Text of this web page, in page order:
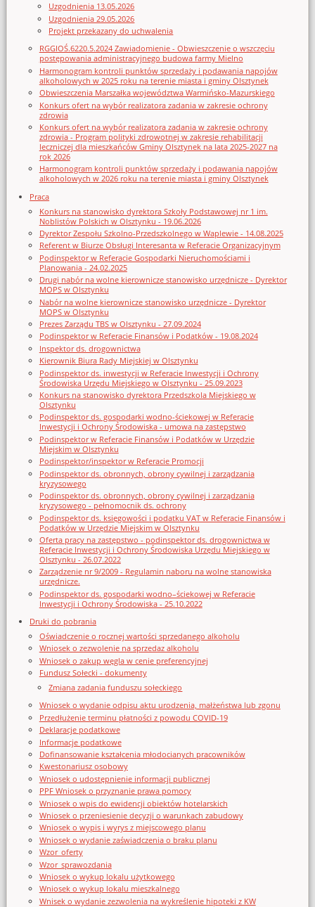
Uzgodnienia 13.05.2026
Uzgodnienia 29.05.2026
Projekt przekazany do uchwalenia
RGGIOŚ.6220.5.2024 Zawiadomienie - Obwieszczenie o wszczęciu
postępowania administracyjnego budowa farmy Mielno
Harmonogram kontroli punktów sprzedaży i podawania napojów
alkoholowych w 2025 roku na terenie miasta i gminy Olsztynek
Obwieszczenia Marszałka województwa Warmińsko-Mazurskiego
Konkurs ofert na wybór realizatora zadania w zakresie ochrony
zdrowia
Konkurs ofert na wybór realizatora zadania w zakresie ochrony
zdrowia - Program polityki zdrowotnej w zakresie rehabilitacji
leczniczej dla mieszkańców Gminy Olsztynek na lata 2025-2027 na
rok 2026
Harmonogram kontroli punktów sprzedaży i podawania napojów
alkoholowych w 2026 roku na terenie miasta i gminy Olsztynek
Praca
Konkurs na stanowisko dyrektora Szkoły Podstawowej nr 1 im.
Noblistów Polskich w Olsztynku - 19.06.2026
Dyrektor Zespołu Szkolno-Przedszkolnego w Waplewie - 14.08.2025
Referent w Biurze Obsługi Interesanta w Referacie Organizacyjnym
Podinspektor w Referacie Gospodarki Nieruchomościami i
Planowania - 24.02.2025
Drugi nabór na wolne kierownicze stanowisko urzędnicze - Dyrektor
MOPS w Olsztynku
Nabór na wolne kierownicze stanowisko urzędnicze - Dyrektor
MOPS w Olsztynku
Prezes Zarządu TBS w Olsztynku - 27.09.2024
Podinspektor w Referacie Finansów i Podatków - 19.08.2024
Inspektor ds. drogownictwa
Kierownik Biura Rady Miejskiej w Olsztynku
Podinspektor ds. inwestycji w Referacie Inwestycji i Ochrony
Środowiska Urzędu Miejskiego w Olsztynku - 25.09.2023
Konkurs na stanowisko dyrektora Przedszkola Miejskiego w
Olsztynku
Podinspektor ds. gospodarki wodno-ściekowej w Referacie
Inwestycji i Ochrony Środowiska - umowa na zastępstwo
Podinspektor w Referacie Finansów i Podatków w Urzędzie
Miejskim w Olsztynku
Podinspektor/inspektor w Referacie Promocji
Podinspektor ds. obronnych, obrony cywilnej i zarządzania
kryzysowego
Podinspektor ds. obronnych, obrony cywilnej i zarządzania
kryzysowego - pełnomocnik ds. ochrony
Podinspektor ds. księgowości i podatku VAT w Referacie Finansów i
Podatków w Urzędzie Miejskim w Olsztynku
Oferta pracy na zastępstwo - podinspektor ds. drogownictwa w
Referacie Inwestycji i Ochrony Środowiska Urzędu Miejskiego w
Olsztynku - 26.07.2022
Zarządzenie nr 9/2009 - Regulamin naboru na wolne stanowiska
urzędnicze.
Podinspektor ds. gospodarki wodno–ściekowej w Referacie
Inwestycji i Ochrony Środowiska - 25.10.2022
Druki do pobrania
Oświadczenie o rocznej wartości sprzedanego alkoholu
Wniosek o zezwolenie na sprzedaz alkoholu
Wniosek o zakup węgla w cenie preferencyjnej
Fundusz Sołecki - dokumenty
Zmiana zadania funduszu sołeckiego
Wniosek o wydanie odpisu aktu urodzenia, małżeństwa lub zgonu
Przedłużenie terminu płatności z powodu COVID-19
Deklaracje podatkowe
Informacje podatkowe
Dofinansowanie kształcenia młodocianych pracowników
Kwestonariusz osobowy
Wniosek o udostępnienie informacji publicznej
PPF Wniosek o przyznanie prawa pomocy
Wniosek o wpis do ewidencji obiektów hotelarskich
Wniosek o przeniesienie decyzji o warunkach zabudowy
Wniosek o wypis i wyrys z miejscowego planu
Wniosek o wydanie zaświadczenia o braku planu
Wzor_oferty
Wzor_sprawozdania
Wniosek o wykup lokalu użytkowego
Wniosek o wykup lokalu mieszkalnego
Wnisek o wydanie zezwolenia na wykreślenie hipoteki z KW